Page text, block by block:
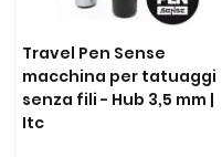
Travel Pen Sense
macchina per tatuaggi
senza fili - Hub 3,5 mm |
Itc